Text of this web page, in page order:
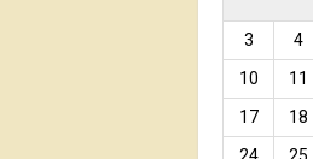
3
4
10
11
17
18